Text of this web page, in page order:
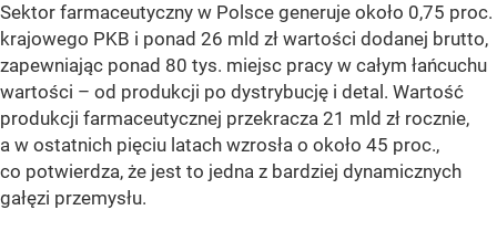
Sektor farmaceutyczny w Polsce generuje około 0,75 proc.
krajowego PKB i ponad 26 mld zł wartości dodanej brutto,
zapewniając ponad 80 tys. miejsc pracy w całym łańcuchu
wartości – od produkcji po dystrybucję i detal. Wartość
produkcji farmaceutycznej przekracza 21 mld zł rocznie,
a w ostatnich pięciu latach wzrosła o około 45 proc.,
co potwierdza, że jest to jedna z bardziej dynamicznych
gałęzi przemysłu.